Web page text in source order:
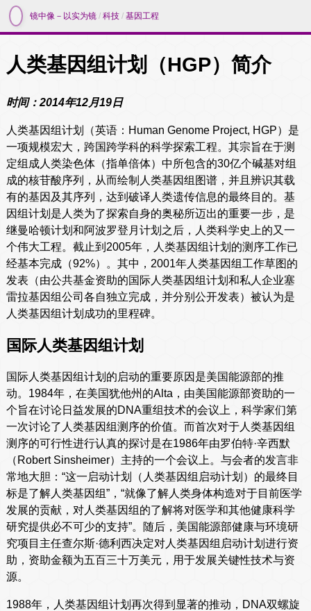
镜中像－以实为镜 /科技 /基因工程
人类基因组计划（HGP）简介
时间：2014年12月19日
人类基因组计划（英语：Human Genome Project, HGP）是
一项规模宏大，跨国跨学科的科学探索工程。其宗旨在于测
定组成人类染色体（指单倍体）中所包含的30亿个碱基对组
成的核苷酸序列，从而绘制人类基因组图谱，并且辨识其载
有的基因及其序列，达到破译人类遗传信息的最终目的。基
因组计划是人类为了探索自身的奥秘所迈出的重要一步，是
继曼哈顿计划和阿波罗登月计划之后，人类科学史上的又一
个伟大工程。截止到2005年，人类基因组计划的测序工作已
经基本完成（92%）。其中，2001年人类基因组工作草图的
发表（由公共基金资助的国际人类基因组计划和私人企业塞
雷拉基因组公司各自独立完成，并分别公开发表）被认为是
人类基因组计划成功的里程碑。
国际人类基因组计划
国际人类基因组计划的启动的重要原因是美国能源部的推
动。1984年，在美国犹他州的Alta，由美国能源部资助的一
个旨在讨论日益发展的DNA重组技术的会议上，科学家们第
一次讨论了人类基因组测序的价值。而首次对于人类基因组
测序的可行性进行认真的探讨是在1986年由罗伯特·辛西默
（Robert Sinsheimer）主持的一个会议上。与会者的发言非
常地大胆：“这一启动计划（人类基因组启动计划）的最终目
标是了解人类基因组”，“就像了解人类身体构造对于目前医学
发展的贡献，对人类基因组的了解将对医学和其他健康科学
研究提供必不可少的支持”。随后，美国能源部健康与环境研
究项目主任查尔斯·德利西决定对人类基因组启动计划进行资
助，资助金额为五百三十万美元，用于发展关键性技术与资
源。
1988年，人类基因组计划再次得到显著的推动，DNA双螺旋